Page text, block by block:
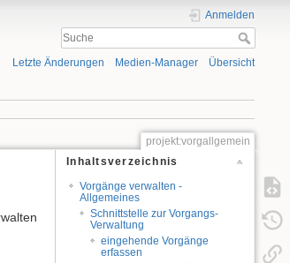
Anmelden
Letzte Änderungen Medien-Manager Übersicht
projekt:vorgallgemein
Inhaltsverzeichnis
Vorgänge verwalten -
Allgemeines
Schnittstelle zur Vorgangs-
Verwaltung
eingehende Vorgänge
erfassen